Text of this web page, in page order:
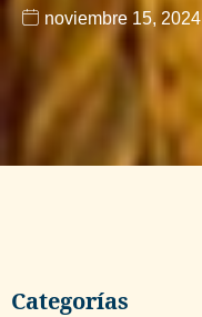
noviembre 15, 2024
Categorías